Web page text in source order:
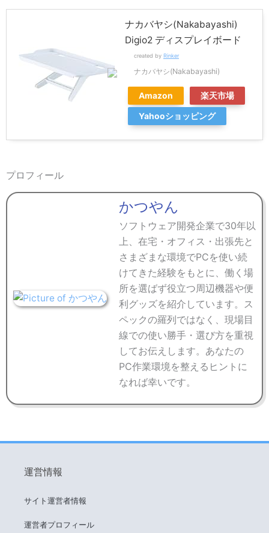
ナカバヤシ(Nakabayashi)
Digio2 ディスプレイボード
created by Rinker
ナカバヤシ(Nakabayashi)
Amazon
楽天市場
Yahooショッピング
プロフィール
かつやん
ソフトウェア開発企業で30年以
上、在宅・オフィス・出張先と
さまざまな環境でPCを使い続
けてきた経験をもとに、働く場
所を選ばず役立つ周辺機器や便
利グッズを紹介しています。ス
ペックの羅列ではなく、現場目
線での使い勝手・選び方を重視
してお伝えします。あなたの
PC作業環境を整えるヒントに
なれば幸いです。
運営情報
サイト運営者情報
運営者プロフィール